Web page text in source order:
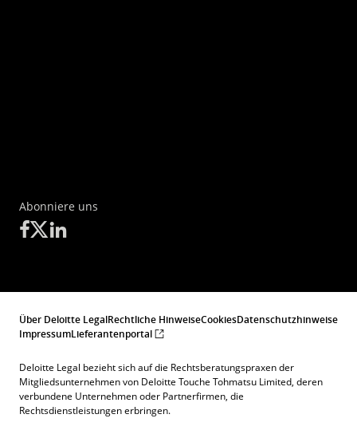
Abonniere uns
Über Deloitte LegalRechtliche HinweiseCookiesDatenschutzhinweise
ImpressumLieferantenportal
Deloitte Legal bezieht sich auf die Rechtsberatungspraxen der
Mitgliedsunternehmen von Deloitte Touche Tohmatsu Limited, deren
verbundene Unternehmen oder Partnerfirmen, die
Rechtsdienstleistungen erbringen.